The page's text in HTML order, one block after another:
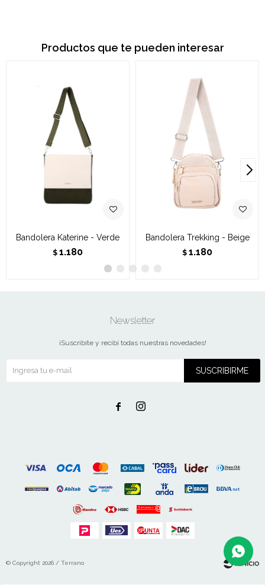
Productos que te pueden interesar
Bandolera Katerine - Verde
$ 1.180
Bandolera Trekking - Beige
$ 1.180
Newsletter
¡Suscribite y recibí todas nuestras novedades!
SUSCRIBIRME
 
© Copyright 2026 / Terrano